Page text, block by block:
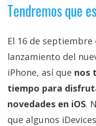
Tendremos que
El 16 de
lanzamiento del
iPhone, así que nos
tiempo para
novedades en iOS.
que algunos